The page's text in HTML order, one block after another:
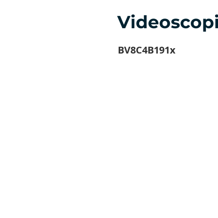
BV8C4B191x